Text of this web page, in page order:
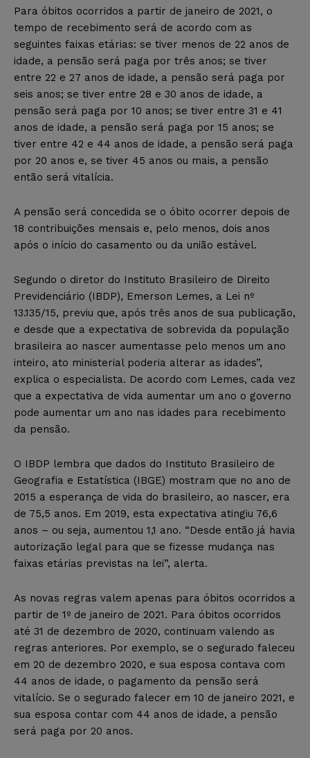
Para óbitos ocorridos a partir de janeiro de 2021, o
tempo de recebimento será de acordo com as
seguintes faixas etárias: se tiver menos de 22 anos de
idade, a pensão será paga por três anos; se tiver
entre 22 e 27 anos de idade, a pensão será paga por
seis anos; se tiver entre 28 e 30 anos de idade, a
pensão será paga por 10 anos; se tiver entre 31 e 41
anos de idade, a pensão será paga por 15 anos; se
tiver entre 42 e 44 anos de idade, a pensão será paga
por 20 anos e, se tiver 45 anos ou mais, a pensão
então será vitalícia.
A pensão será concedida se o óbito ocorrer depois de
18 contribuições mensais e, pelo menos, dois anos
após o início do casamento ou da união estável.
Segundo o diretor do Instituto Brasileiro de Direito
Previdenciário (IBDP), Emerson Lemes, a Lei nº
13.135/15, previu que, após três anos de sua publicação,
e desde que a expectativa de sobrevida da população
brasileira ao nascer aumentasse pelo menos um ano
inteiro, ato ministerial poderia alterar as idades”,
explica o especialista. De acordo com Lemes, cada vez
que a expectativa de vida aumentar um ano o governo
pode aumentar um ano nas idades para recebimento
da pensão.
O IBDP lembra que dados do Instituto Brasileiro de
Geografia e Estatística (IBGE) mostram que no ano de
2015 a esperança de vida do brasileiro, ao nascer, era
de 75,5 anos. Em 2019, esta expectativa atingiu 76,6
anos – ou seja, aumentou 1,1 ano. “Desde então já havia
autorização legal para que se fizesse mudança nas
faixas etárias previstas na lei”, alerta.
As novas regras valem apenas para óbitos ocorridos a
partir de 1º de janeiro de 2021. Para óbitos ocorridos
até 31 de dezembro de 2020, continuam valendo as
regras anteriores. Por exemplo, se o segurado faleceu
em 20 de dezembro 2020, e sua esposa contava com
44 anos de idade, o pagamento da pensão será
vitalício. Se o segurado falecer em 10 de janeiro 2021, e
sua esposa contar com 44 anos de idade, a pensão
será paga por 20 anos.